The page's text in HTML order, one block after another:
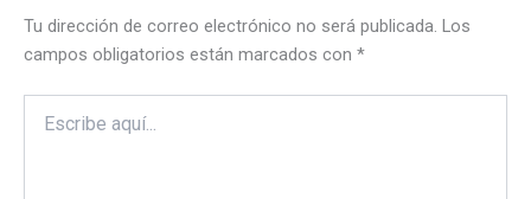
Tu dirección de correo electrónico no será publicada. Los
campos obligatorios están marcados con *
aquí...